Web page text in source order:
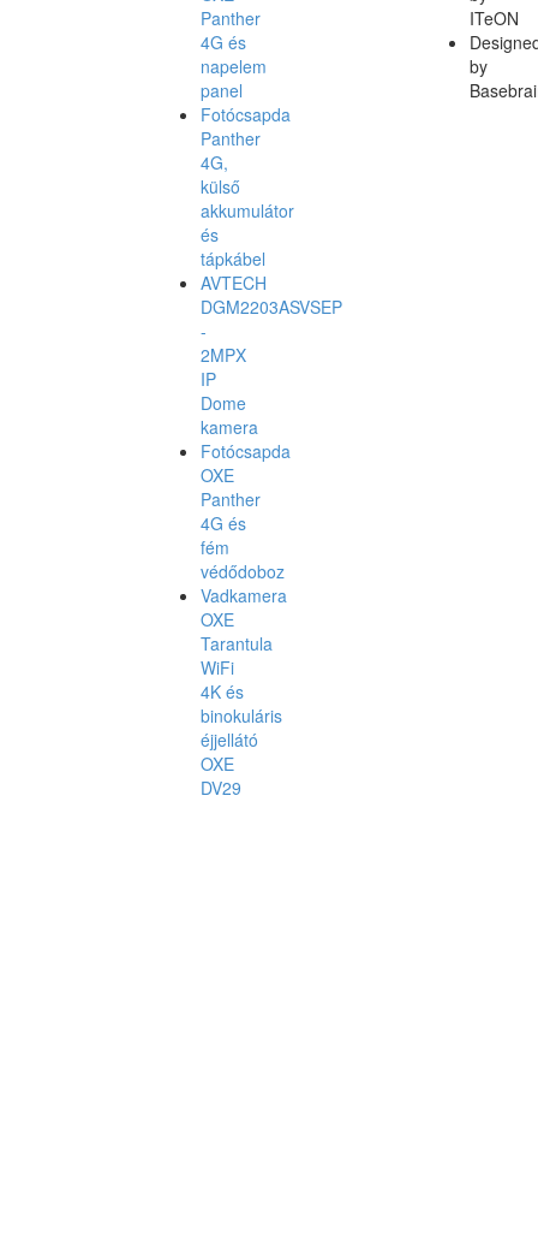
Panther
4G és
napelem
panel
Fotócsapda
Panther
4G,
külső
akkumulátor
és
tápkábel
AVTECH
DGM2203ASVSEP
-
2MPX
IP
Dome
kamera
Fotócsapda
OXE
Panther
4G és
fém
védődoboz
Vadkamera
OXE
Tarantula
WiFi
4K és
binokuláris
éjjellátó
OXE
DV29
ITeON
by